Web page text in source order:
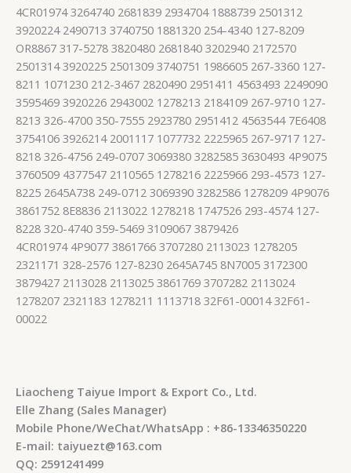
4CR01974 3264740 2681839 2934704 1888739 2501312
3920224 2490713 3740750 1881320 254-4340 127-8209
OR8867 317-5278 3820480 2681840 3202940 2172570
2501314 3920225 2501309 3740751 1986605 267-3360 127-
8211 1071230 212-3467 2820490 2951411 4563493 2249090
3595469 3920226 2943002 1278213 2184109 267-9710 127-
8213 326-4700 350-7555 2923780 2951412 4563544 7E6408
3754106 3926214 2001117 1077732 2225965 267-9717 127-
8218 326-4756 249-0707 3069380 3282585 3630493 4P9075
3760509 4377547 2110565 1278216 2225966 293-4573 127-
8225 2645A738 249-0712 3069390 3282586 1278209 4P9076
3861752 8E8836 2113022 1278218 1747526 293-4574 127-
8228 320-4740 359-5469 3109067 3879426
4CR01974 4P9077 3861766 3707280 2113023 1278205
2321171 328-2576 127-8230 2645A745 8N7005 3172300
3879427 2113028 2113025 3861769 3707282 2113024
1278207 2321183 1278211 1113718 32F61-00014 32F61-
00022
Liaocheng Taiyue Import & Export Co., Ltd.
Elle Zhang (Sales Manager)
Mobile Phone/WeChat/WhatsApp : +86-13346350220
E-mail: taiyuezt@163.com
QQ: 2591241499